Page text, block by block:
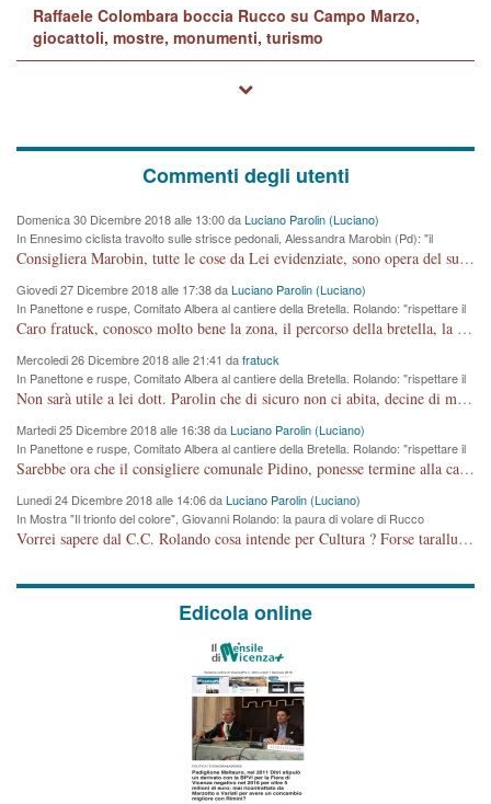
Raffaele Colombara boccia Rucco su Campo Marzo,
giocattoli, mostre, monumenti, turismo
Commenti degli utenti
Domenica 30 Dicembre 2018 alle 13:00 daLuciano Parolin (Luciano)
In Ennesimo ciclista travolto sulle strisce pedonali, Alessandra Marobin (Pd): "il
Comune si svegli"
Consigliera Marobin, tutte le cose da Lei evidenziate, sono opera del suo ex Assessore e compagno di Partito Antonio Marco Dalla Pozza Assessore alla "progettazione" di piste ciclabili e altre porcherie. A lui manderei il conto da saldare per incidenti e danni alle persone. E' ora che "finiamola." Avete perso rassegnatevi. qui IL SINDACO RUCCO NON C'ENTRA PER NIENTE. CAPITO!!!!!!!! Amen.
Giovedi 27 Dicembre 2018 alle 17:38 daLuciano Parolin (Luciano)
In Panettone e ruspe, Comitato Albera al cantiere della Bretella. Rolando: "rispettare il
cronoprogramma"
Caro fratuck, conosco molto bene la zona, il percorso della bretella, la situazione dei cittadini, abito in Viale Trento. A partire dal 2003 ho partecipato al Comitato di Maddalene pro bretella, e a riunioni propositive per apportare modifiche al progetto. Numerose mie foto del territorio sono arrivate a Roma, altri miei interventi (non graditi dalla Sx) sono stati pubblicati dal GdV, assieme ad altri come Ciro Asproso, ora favorevole alla bretella. Ho partecipato alla raccolta firme per la chiusura della strada x 5 giorni eseguita dal Sindaco Hullwech per sforamento 180 Micro/g. Pertanto come impegno per la tematica sono apposto con la coscienza. Ora il Progetto è partito, fine! Voglio dire che la nuova Giunta "comunale" non c'entra più. L'opera sarà "malauguratamente" eseguita, ma non con il mio placet. Il Consigliere Comunale dovrebbe capire che la campagna elettorale è finita, con buona pace di tutti. Quello che invece dovrebbe interessare è la proprietà della strada, dall'uscita autostradale Ovest, sino alla Rotatoria dell'Albara, vi sono tre possessori: Autostrade SpA; La Provincia, il Comune. Come la mettiamo per il futuro ? I costi, da 50 sono saliti a 100 milioni di € come dire 20 milioni a KM (!) da non credere. Comunque si farà. Ma nessuno canti Vittoria, anzi meglio non farne un ulteriore fatto "partitico" per questioni elettorali o di seggio. Se mi manda la sua mail, sono disponibile ad inviare i documenti e le foto sopra descritte. Con ossequi, Luciano Parolin
Mercoledi 26 Dicembre 2018 alle 21:41 dafratuck
In Panettone e ruspe, Comitato Albera al cantiere della Bretella. Rolando: "rispettare il
cronoprogramma"
Non sarà utile a lei dott. Parolin che di sicuro non ci abita, decine di migliaia di TIR, automobili e padroncini che passano quotidianamente per una strada appena rotabile, non è più possibile stendere i panni, attraversare la strada senza rischiare la morte, le case stanno crepando, i tempi sono cambiati e la bretella non passerà assolutamente per maddalene (ma cosa sta a dire?!), dia invece responsabilità a chi ha costruito tagliando la strada che doveva invece terminare a isola vicentina e non al moracchino lasciando Motta di Costabissara ancora in panne di traffico. I tempi sono cambiati dottore e se l'anagrafe della vita stagna nell'essere umano impressioni conservatrici, la società non le considera perchè va avanti, si industrializza e ha bisogno di infrastrutture e di sviluppo. Ultima considerazione, se è geloso di Rolando perchè vede in lui solo campagne politiche mentre si difendono i SOLI diritti dei cittadini, la preghiamo faccia considerazioni più appropriate. Saluti e complimenti per i suoi scritti.
Martedi 25 Dicembre 2018 alle 16:38 daLuciano Parolin (Luciano)
In Panettone e ruspe, Comitato Albera al cantiere della Bretella. Rolando: "rispettare il
cronoprogramma"
Sarebbe ora che il consigliere comunale Pidino, ponesse termine alla campagna elettorale nel territorio del suo seggio Villaggio del Sole. La tiraca è iniziata, distruggerà 6 km di prateria ovest della città, ricca di fonti e sorgenti d'acqua. I cittadini di Maddalene non avranno più Pace la notte. Molta colpa per la costruzione di questa Strada è proprio del signor Rolando,dei suoi gazebo mobili e che vuol far passare questa opera VANDALICA come progetto "utile" a chi ? Non è cosa seria sig. Rolando!
Lunedi 24 Dicembre 2018 alle 14:06 daLuciano Parolin (Luciano)
In Mostra "Il trionfo del colore", Giovanni Rolando: la paura di volare di Rucco
Vorrei sapere dal C.C. Rolando cosa intende per Cultura ? Forse tarallucci, vino e sagre, o spaghetti tricolori del PD ? Il continuo (s)parlare della mostra a Palazzo Chiericati caro consigliere DANNEGGIA FORTEMENTE l'immagine della città TUTTA e fa deviare i consensi che in RUSSIA (badi bene ex U.R.S.S.) sono ECCELLENTI. A livello artistico l'evento è di alta Valenza culturale, COMPITO di Tutta la Cittadinanza fare il possibile per propagandare l'iniziativa senza farne UN CASO PARTITICO come fa Lei da sempre. Meno Gazebo + Partecipazione! E così sia. Amen.
Edicola online